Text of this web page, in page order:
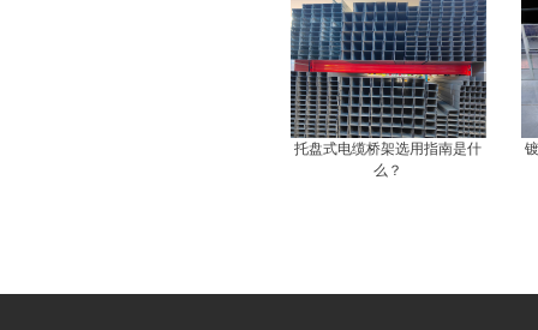
托盘式电缆桥架选用指南是什
么？